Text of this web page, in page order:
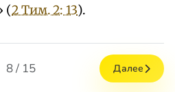
(2 Тим. 2: 13).
8 / 15 Далее